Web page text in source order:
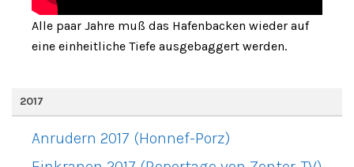
Alle paar Jahre muß das Hafenbacken wieder auf
eine einheitliche Tiefe ausgebaggert werden.
2017
Anrudern 2017 (Honnef-Porz)